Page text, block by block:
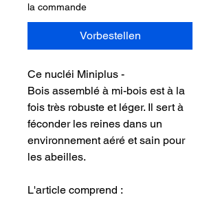
la commande
Vorbestellen
Ce nucléi Miniplus -
Bois assemblé à mi-bois est à la
fois très robuste et léger. Il sert à
féconder les reines dans un
environnement aéré et sain pour
les abeilles.
L'article comprend :